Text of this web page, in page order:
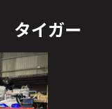
タイガー